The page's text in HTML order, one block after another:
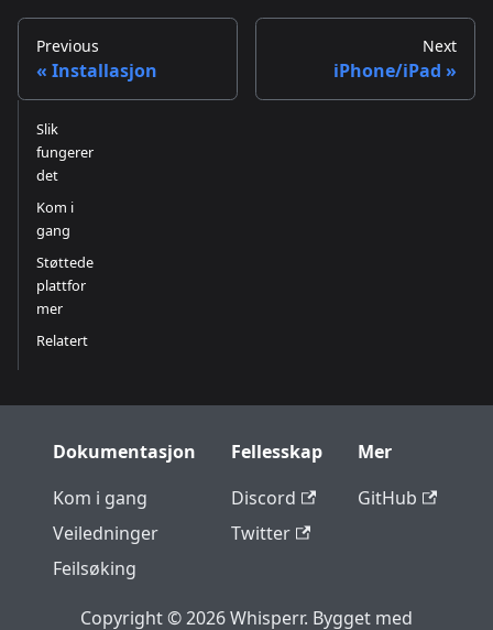
Previous
Installasjon
Next
iPhone/iPad
Slik
fungerer
det
Kom i
gang
Støttede
plattfor
mer
Relatert
Dokumentasjon
Kom i gang
Veiledninger
Feilsøking
Fellesskap
Discord
Twitter
Mer
GitHub
Copyright © 2026 Whisperr. Bygget med